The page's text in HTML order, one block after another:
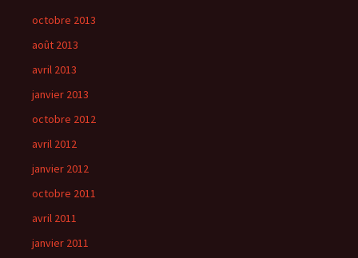
octobre 2013
août 2013
avril 2013
janvier 2013
octobre 2012
avril 2012
janvier 2012
octobre 2011
avril 2011
janvier 2011